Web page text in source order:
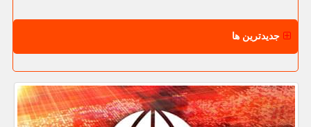
جدیدترین ها